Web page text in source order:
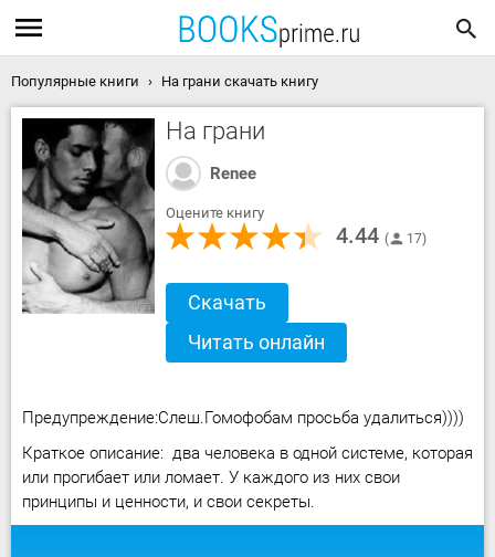
Популярные книги На грани скачать книгу
На грани
Renee
Оцените книгу
4.44 17
Скачать
Читать онлайн
Предупреждение:Слеш.Гомофобам просьба удалиться))))
Краткое описание: два человека в одной системе, которая
или прогибает или ломает. У каждого из них свои
принципы и ценности, и свои секреты.